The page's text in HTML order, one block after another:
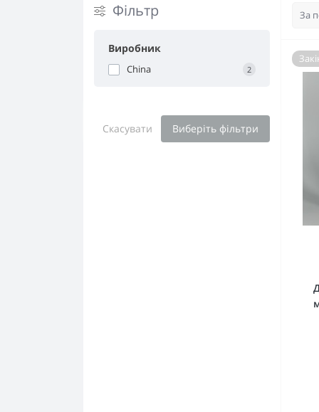
Фільтр
Виробник
China 2
Скасувати Виберіть фільтри